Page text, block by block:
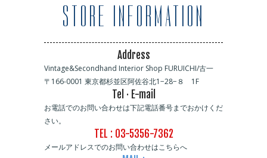
STORE INFORMATION
Address
Vintage&Secondhand Interior Shop FURUICHI/古一
〒166-0001 東京都杉並区阿佐谷北1−28−８ 1F
Tel · E-mail
お電話でのお問い合わせは下記電話番号までおかけくだ
さい。
TEL : 03-5356-7362
メールアドレスでのお問い合わせはこちらへ